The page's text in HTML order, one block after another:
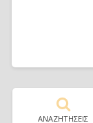
ΑΝΑΖΗΤΗΣΕΙΣ